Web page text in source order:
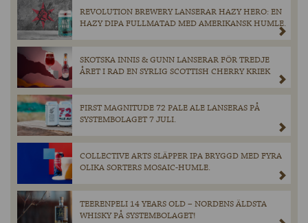
REVOLUTION BREWERY LANSERAR HAZY HERO: EN
HAZY DIPA FULLMATAD MED AMERIKANSK HUMLE.
SKOTSKA INNIS & GUNN LANSERAR FÖR TREDJE
ÅRET I RAD EN SYRLIG SCOTTISH CHERRY KRIEK
FIRST MAGNITUDE 72 PALE ALE LANSERAS PÅ
SYSTEMBOLAGET 7 JULI.
COLLECTIVE ARTS SLÄPPER IPA BRYGGD MED FYRA
OLIKA SORTERS MOSAIC-HUMLE.
TEERENPELI 14 YEARS OLD – NORDENS ÄLDSTA
WHISKY PÅ SYSTEMBOLAGET!